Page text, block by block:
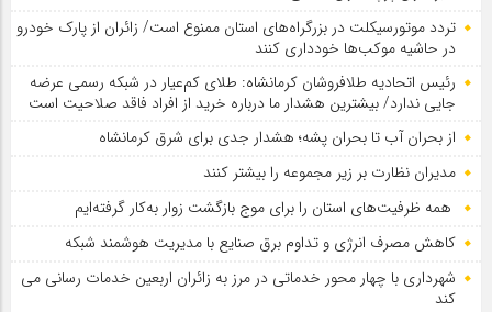
تردد موتورسیکلت در بزرگراه‌های استان ممنوع است/ زائران از پارک خودرو
در حاشیه موکب‌ها خودداری کنند
رئیس اتحادیه طلافروشان کرمانشاه: طلای کم‌عیار در شبکه رسمی عرضه
جایی ندارد/ بیشترین هشدار ما درباره خرید از افراد فاقد صلاحیت است
از بحران آب تا بحران پشه؛ هشدار جدی برای شرق کرمانشاه
مدیران نظارت بر زیر مجموعه را بیشتر کنند
همه ظرفیت‌های استان را برای موج بازگشت زوار به‌کار گرفته‌ایم
کاهش مصرف انرژی و تداوم برق صنایع با مدیریت هوشمند شبکه
شهرداری با چهار محور خدماتی در مرز به زائران اربعین خدمات رسانی می
کند